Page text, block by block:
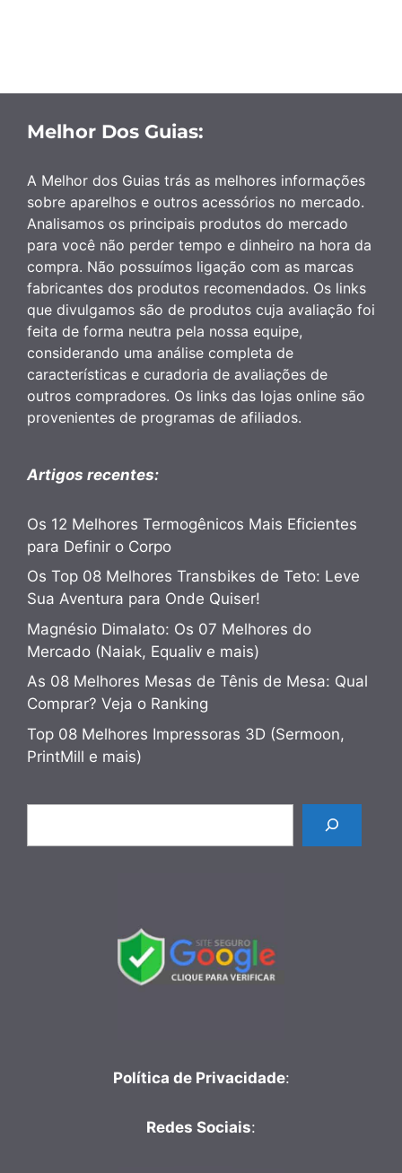
Melhor Dos Guias:
A Melhor dos Guias trás as melhores informações
sobre aparelhos e outros acessórios no mercado.
Analisamos os principais produtos do mercado
para você não perder tempo e dinheiro na hora da
compra. Não possuímos ligação com as marcas
fabricantes dos produtos recomendados. Os links
que divulgamos são de produtos cuja avaliação foi
feita de forma neutra pela nossa equipe,
considerando uma análise completa de
características e curadoria de avaliações de
outros compradores. Os links das lojas online são
provenientes de programas de afiliados.
Artigos recentes:
Os 12 Melhores Termogênicos Mais Eficientes
para Definir o Corpo
Os Top 08 Melhores Transbikes de Teto: Leve
Sua Aventura para Onde Quiser!
Magnésio Dimalato: Os 07 Melhores do
Mercado (Naiak, Equaliv e mais)
As 08 Melhores Mesas de Tênis de Mesa: Qual
Comprar? Veja o Ranking
Top 08 Melhores Impressoras 3D (Sermoon,
PrintMill e mais)
Política de Privacidade:
Redes Sociais: